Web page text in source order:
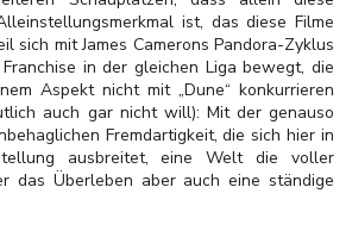
ist, das diese Filme
sich mit James Camerons Pandora-Zyklus
in der gleichen Liga bewegt, die
Aspekt nicht mit „Dune“ konkurrieren
auch gar nicht will): Mit der genauso
Fremdartigkeit, die sich hier in
ausbreitet, eine Welt die voller
das Überleben aber auch eine ständige